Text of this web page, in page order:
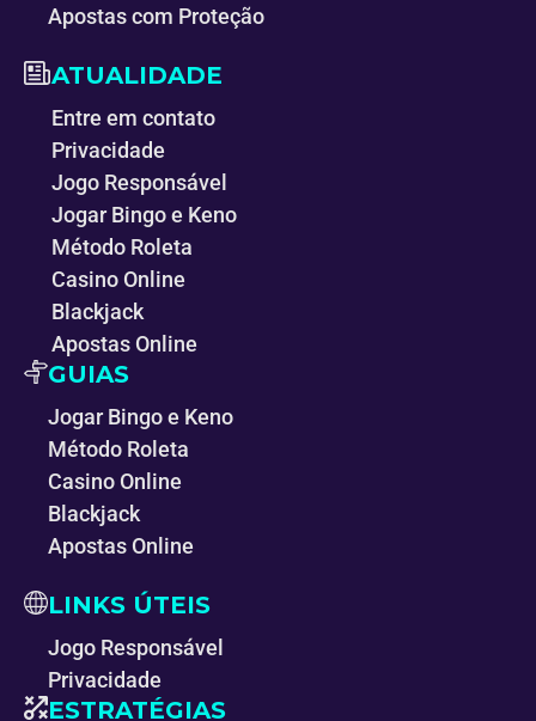
Apostas com Proteção
ATUALIDADE
Entre em contato
Privacidade
Jogo Responsável
Jogar Bingo e Keno
Método Roleta
Casino Online
Blackjack
Apostas Online
GUIAS
Jogar Bingo e Keno
Método Roleta
Casino Online
Blackjack
Apostas Online
LINKS ÚTEIS
Jogo Responsável
Privacidade
ESTRATÉGIAS